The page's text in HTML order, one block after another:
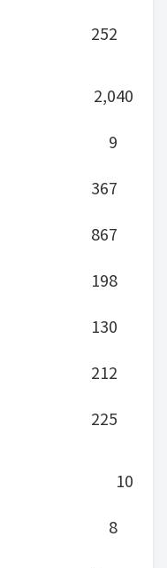
252
2,040
9
367
867
198
130
212
225
10
8